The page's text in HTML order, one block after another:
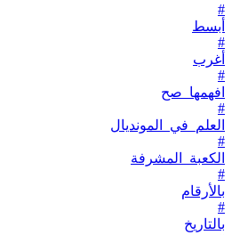
#
أبسط
#
أغرب
#
افهمها_صح
#
العلم_في_المونديال
#
الكعبة_المشرفة
#
بالأرقام
#
بالتاريخ